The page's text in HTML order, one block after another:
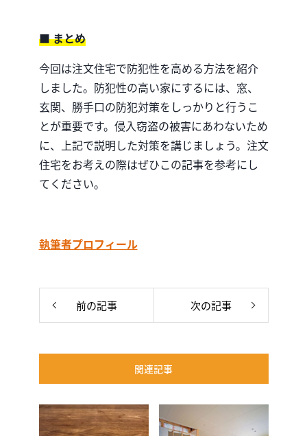
■ まとめ
今回は注文住宅で防犯性を高める方法を紹介
しました。防犯性の高い家にするには、窓、
玄関、勝手口の防犯対策をしっかりと行うこ
とが重要です。侵入窃盗の被害にあわないため
に、上記で説明した対策を講じましょう。注文
住宅をお考えの際はぜひこの記事を参考にし
てください。
執筆者プロフィール
前の記事 次の記事
関連記事